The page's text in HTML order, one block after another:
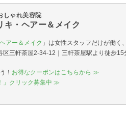
しゃれ美容院
・ヘアー＆メイク
アー＆メイク 」は女性スタッフだけが働く
三軒茶屋2-34-12｜三軒茶屋駅より徒歩15
！ お得なクーポンはこちらから ≫
」クリック募集中 ≫